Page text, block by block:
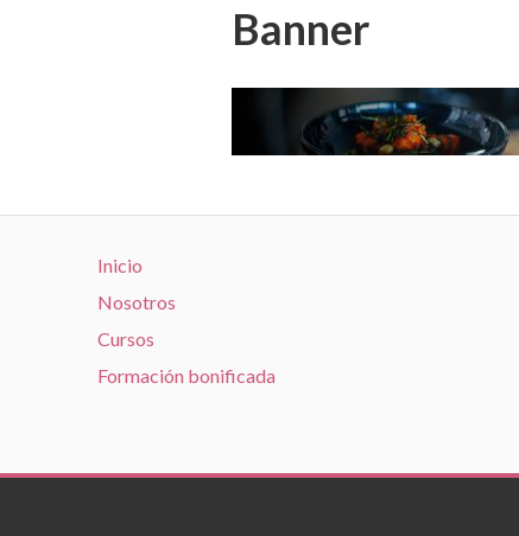
Banner
Inicio
Nosotros
Cursos
Formación bonificada